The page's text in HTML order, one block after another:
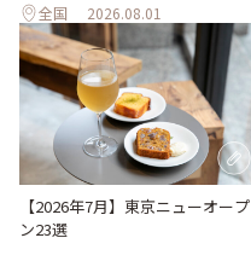
全国 2026.08.01
【2026年7月】東京ニューオープ
ン23選